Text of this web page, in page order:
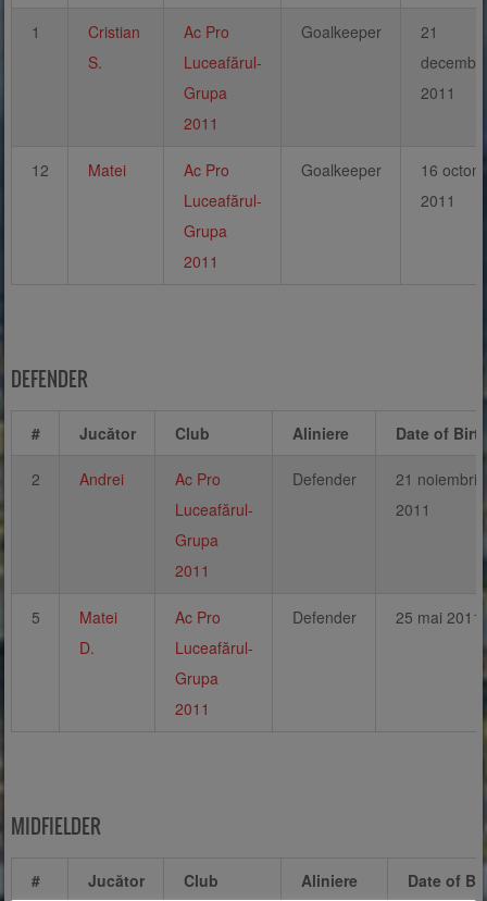
1
Cristian
S.
Ac Pro
Luceafărul-
Grupa
2011
Goalkeeper
21
2011
12 Matei
Ac Pro
Luceafărul-
Grupa
2011
Goalkeeper
16
2011
DEFENDER
# Jucător Club Aliniere Date of
2 Andrei
Ac Pro
Luceafărul-
Grupa
2011
Defender
21 noiembrie
2011
5
Matei
D.
Ac Pro
Luceafărul-
Grupa
2011
Defender 25 mai 2011
MIDFIELDER
# Jucător Club Aliniere Date of